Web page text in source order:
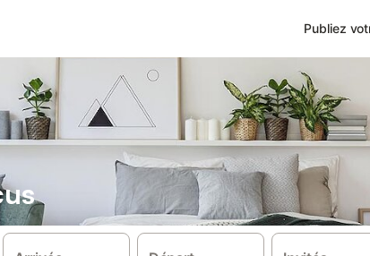
Publiez